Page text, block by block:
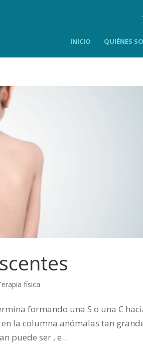
INICIO QUIÉNES
física
formando una S o una C
la columna anómalas tan
puede ser , e...